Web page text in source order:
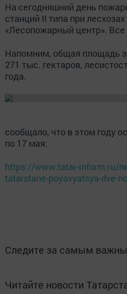
На сегодняшний день
станций II типа при
«Лесопожарный центр».
Напомним, общая площадь
271 тыс. гектаров,
года.
сообщало, что в этом году
по 17 мая.
https://www.tatar-inform.ru/
tatarstane-poyavyatsya-dve-
Следите за самым
Читайте новости